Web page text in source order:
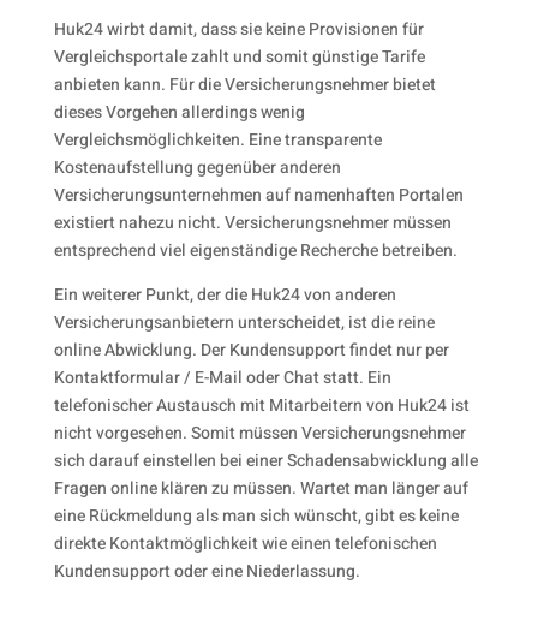
Huk24 wirbt damit, dass sie keine Provisionen für
Vergleichsportale zahlt und somit günstige Tarife
anbieten kann. Für die Versicherungsnehmer bietet
dieses Vorgehen allerdings wenig
Vergleichsmöglichkeiten. Eine transparente
Kostenaufstellung gegenüber anderen
Versicherungsunternehmen auf namenhaften Portalen
existiert nahezu nicht. Versicherungsnehmer müssen
entsprechend viel eigenständige Recherche betreiben.
Ein weiterer Punkt, der die Huk24 von anderen
Versicherungsanbietern unterscheidet, ist die reine
online Abwicklung. Der Kundensupport findet nur per
Kontaktformular / E-Mail oder Chat statt. Ein
telefonischer Austausch mit Mitarbeitern von Huk24 ist
nicht vorgesehen. Somit müssen Versicherungsnehmer
sich darauf einstellen bei einer Schadensabwicklung alle
Fragen online klären zu müssen. Wartet man länger auf
eine Rückmeldung als man sich wünscht, gibt es keine
direkte Kontaktmöglichkeit wie einen telefonischen
Kundensupport oder eine Niederlassung.